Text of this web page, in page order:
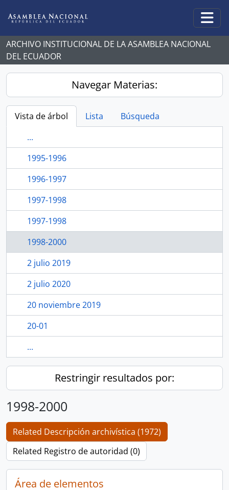
ARCHIVO INSTITUCIONAL DE LA ASAMBLEA NACIONAL
DEL ECUADOR
Navegar Materias:
Vista de árbol Lista
Búsqueda
...
1995-1996
1996-1997
1997-1998
1997-1998
1998-2000
2 julio 2019
2 julio 2020
20 noviembre 2019
20-01
...
Restringir resultados por:
1998-2000
Related Descripción archivística (1972)
Related Registro de autoridad (0)
Área de elementos